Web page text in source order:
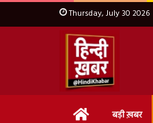
Thursday, July 30 2026
Home बड़ी ख़बर